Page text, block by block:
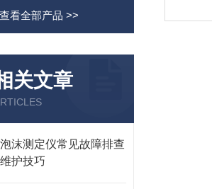
查看全部产品 >>
关文章
沫测定仪常见故障排查
护技巧